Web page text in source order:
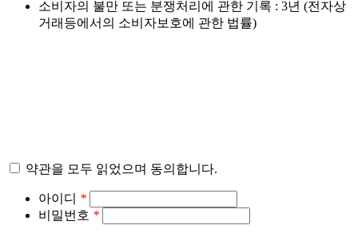
소비자의 불만 또는 분쟁처리에 관한 기록 : 3년 (전자상
거래등에서의 소비자보호에 관한 법률)
약관을 모두 읽었으며 동의합니다.
아이디 *
비밀번호 *